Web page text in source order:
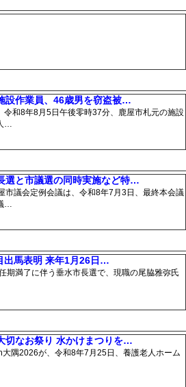
設作業員、46歳男を窃盗被…
和8年8月5日午後零時37分、鹿屋市札元の施設
…
選と市議選の同時実施など特…
市議会定例会議は、令和8年7月3日、最終本会議
…
出馬表明 来年1月26日…
期満了に伴う垂水市長選で、現職の尾脇雅弥氏
切なお祭り 水かけまつりを…
隅2026が、令和8年7月25日、養護老人ホーム